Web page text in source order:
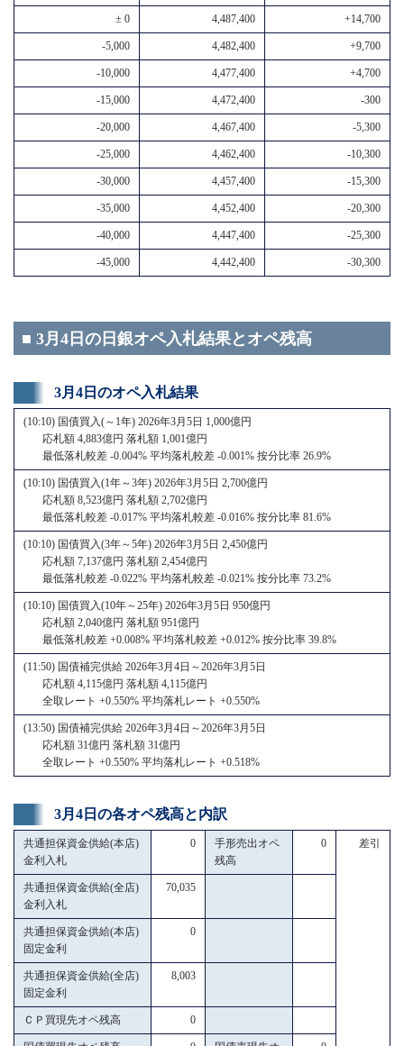
± 0 4,487,400 +14,700
-5,000 4,482,400 +9,700
-10,000 4,477,400 +4,700
-15,000 4,472,400 -300
-20,000 4,467,400 -5,300
-25,000 4,462,400 -10,300
-30,000 4,457,400 -15,300
-35,000 4,452,400 -20,300
-40,000 4,447,400 -25,300
-45,000 4,442,400 -30,300
■ 3月4日の日銀オペ入札結果とオペ残高
3月4日のオペ入札結果
(10:10) 国債買入(～1年) 2026年3月5日 1,000億円
応札額 4,883億円 落札額 1,001億円
最低落札較差 -0.004% 平均落札較差 -0.001% 按分比率 26.9%
(10:10) 国債買入(1年～3年) 2026年3月5日 2,700億円
応札額 8,523億円 落札額 2,702億円
最低落札較差 -0.017% 平均落札較差 -0.016% 按分比率 81.6%
(10:10) 国債買入(3年～5年) 2026年3月5日 2,450億円
応札額 7,137億円 落札額 2,454億円
最低落札較差 -0.022% 平均落札較差 -0.021% 按分比率 73.2%
(10:10) 国債買入(10年～25年) 2026年3月5日 950億円
応札額 2,040億円 落札額 951億円
最低落札較差 +0.008% 平均落札較差 +0.012% 按分比率 39.8%
(11:50) 国債補完供給 2026年3月4日～2026年3月5日
応札額 4,115億円 落札額 4,115億円
全取レート +0.550% 平均落札レート +0.550%
(13:50) 国債補完供給 2026年3月4日～2026年3月5日
応札額 31億円 落札額 31億円
全取レート +0.550% 平均落札レート +0.518%
3月4日の各オペ残高と内訳
共通担保資金供給(本店)
金利入札
0
手形売出オペ
残高
0 差引
共通担保資金供給(全店)
金利入札
70,035
共通担保資金供給(本店)
固定金利
0
共通担保資金供給(全店)
固定金利
8,003
ＣＰ買現先オペ残高 0